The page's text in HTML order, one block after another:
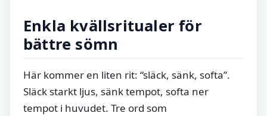
Enkla kvällsritualer för
bättre sömn
Här kommer en liten rit: “släck, sänk, softa”.
Släck starkt ljus, sänk tempot, softa ner
tempot i huvudet. Tre ord som